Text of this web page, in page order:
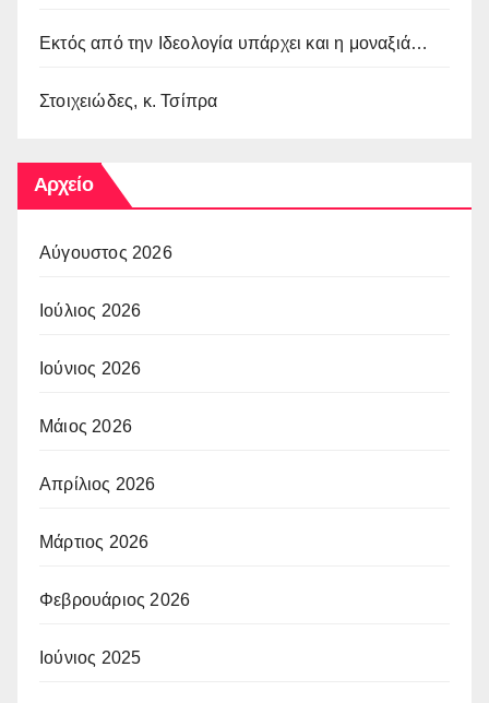
Εκτός από την Ιδεολογία υπάρχει και η μοναξιά…
Στοιχειώδες, κ. Τσίπρα
Αρχείο
Αύγουστος 2026
Ιούλιος 2026
Ιούνιος 2026
Μάιος 2026
Απρίλιος 2026
Μάρτιος 2026
Φεβρουάριος 2026
Ιούνιος 2025